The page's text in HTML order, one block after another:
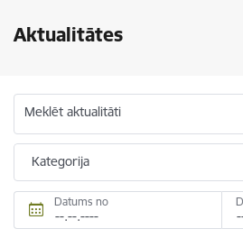
Aktualitātes
Meklēt aktualitāti
Kategorija
Datums no